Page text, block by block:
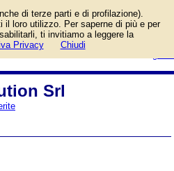
di telefono di Aba Evolution Srl a
Napoli, Strada Nazionale delle
Srl
di terze parti e di profilazione).
il loro utilizzo. Per saperne di più e per
ti invitiamo a leggere la
Privacy Chiudi